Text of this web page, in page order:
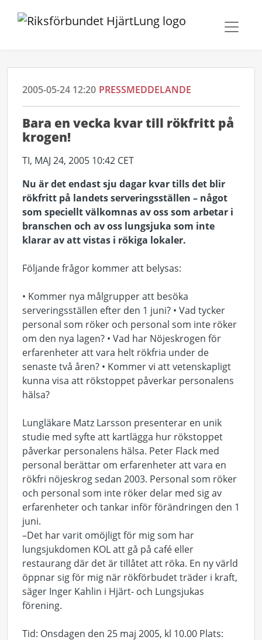
2005-05-24 12:20 PRESSMEDDELANDE
Bara en vecka kvar till rökfritt på
krogen!
TI, MAJ 24, 2005 10:42 CET
Nu är det endast sju dagar kvar tills det blir
rökfritt på landets serveringsställen – något
som speciellt välkomnas av oss som arbetar i
branschen och av oss lungsjuka som inte
klarar av att vistas i rökiga lokaler.
Följande frågor kommer att belysas:
• Kommer nya målgrupper att besöka
serveringsställen efter den 1 juni? • Vad tycker
personal som röker och personal som inte röker
om den nya lagen? • Vad har Nöjeskrogen för
erfarenheter att vara helt rökfria under de
senaste två åren? • Kommer vi att vetenskapligt
kunna visa att rökstoppet påverkar personalens
hälsa?
Lungläkare Matz Larsson presenterar en unik
studie med syfte att kartlägga hur rökstoppet
påverkar personalens hälsa. Peter Flack med
personal berättar om erfarenheter att vara en
rökfri nöjeskrog sedan 2003. Personal som röker
och personal som inte röker delar med sig av
erfarenheter och tankar inför förändringen den 1
juni.
–Det har varit omöjligt för mig som har
lungsjukdomen KOL att gå på café eller
restaurang där det är tillåtet att röka. En ny värld
öppnar sig för mig när rökförbudet träder i kraft,
säger Inger Kahlin i Hjärt- och Lungsjukas
förening.
Tid: Onsdagen den 25 maj 2005, kl 10.00 Plats: